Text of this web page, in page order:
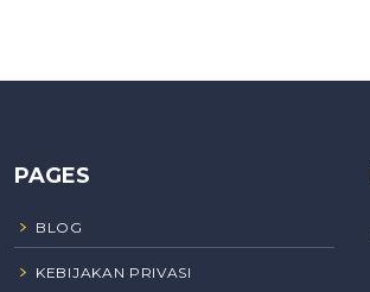
PAGES
BLOG
KEBIJAKAN PRIVASI